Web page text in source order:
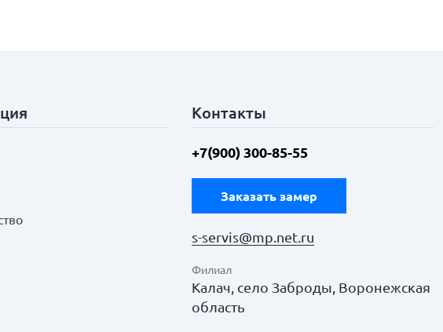
Контакты
+7(900) 300-85-55
Заказать замер
s-servis@mp.net.ru
Филиал
Калач, село Заброды, Воронежская
область